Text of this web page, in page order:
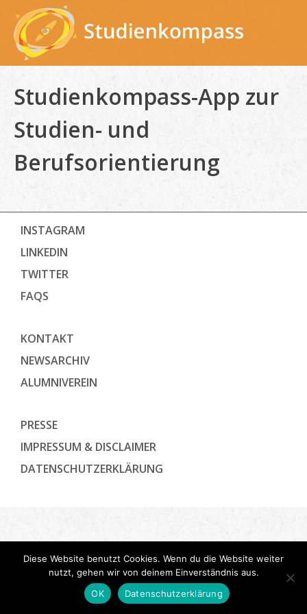
content
Studienkompass-App zur
Studien- und
Berufsorientierung
INSTAGRAM
LINKEDIN
TWITTER
FAQS
KONTAKT
NEWSARCHIV
ALUMNIVEREIN
PRESSE
IMPRESSUM & DISCLAIMER
DATENSCHUTZ­ERKLÄRUNG
Diese Website benutzt Cookies. Wenn du die Website weiter
nutzt, gehen wir von deinem Einverständnis aus.
OK
Datenschutzerklärung